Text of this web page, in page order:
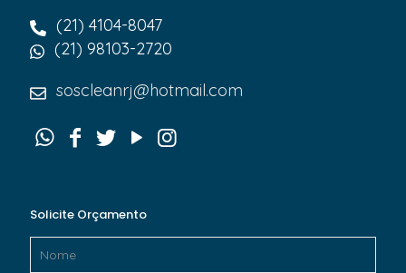
(21) 4104-8047
(21) 98103-2720
soscleanrj@hotmail.com
Solicite Orçamento